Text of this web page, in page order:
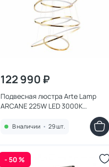
122 990 ₽
Подвесная люстра Arte Lamp
ARCANE 225W LED 3000К
В наличии • 29 шт.
- 50 %